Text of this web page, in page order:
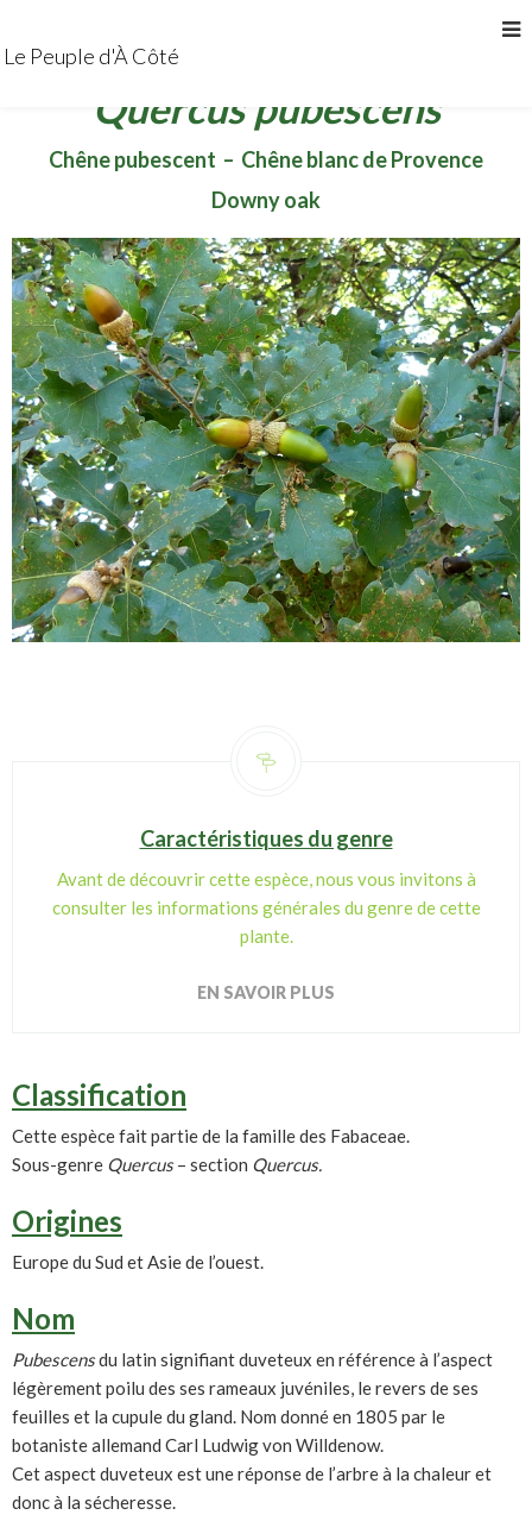
Quercus pubescens
Chêne pubescent – Chêne blanc de Provence
Downy oak
Caractéristiques du genre
Avant de découvrir cette espèce, nous vous invitons à
consulter les informations générales du genre de cette
plante.
EN SAVOIR PLUS
Classification
Cette espèce fait partie de la famille des Fabaceae.
Sous-genre Quercus– section Quercus.
Origines
Europe du Sud et Asie de l’ouest.
Nom
Pubescensdu latin signifiant duveteux en référence à l’aspect
légèrement poilu des ses rameaux juvéniles, le revers de ses
feuilles et la cupule du gland. Nom donné en 1805 par le
botaniste allemand Carl Ludwig von Willdenow.
Cet aspect duveteux est une réponse de l’arbre à la chaleur et
donc à la sécheresse.
Le Peuple d'À Côté